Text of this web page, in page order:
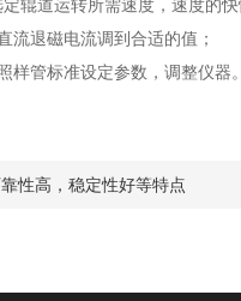
道运转所需速度，速度的快
退磁电流调到合适的值；
管标准设定参数，调整仪器。
性高，稳定性好等特点